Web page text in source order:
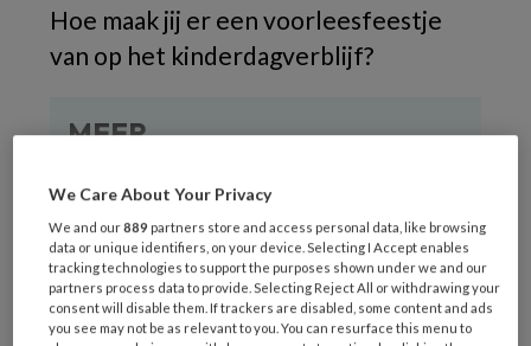
Hoe maak jij er een voorleesfeestje
van op het kinderdagverblijf?
MEER
REGISTREREN
We Care About Your Privacy
We and our889 partners store and access personal data, like browsing
data or unique identifiers, on your device. Selecting I Accept enables
tracking technologies to support the purposes shown under we and our
partners process data to provide. Selecting Reject All or withdrawing your
consent will disable them. If trackers are disabled, some content and ads
you see may not be as relevant to you. You can resurface this menu to